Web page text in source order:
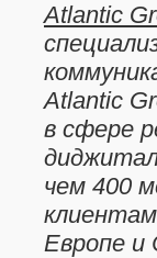
Atlantic
Atlantic
в сфере
чем 400
Европе